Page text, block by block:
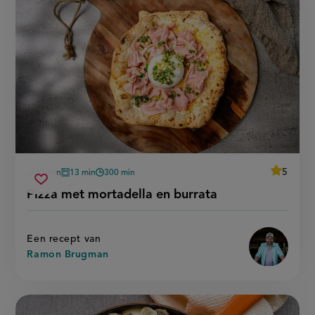
Pizza met mortadella en burrata
voorbereidingstijd
35 min
oventijd
13 min
wachttijd
300 min
average
5
burrata'
Een recept van
Ramon Brugman
Sla
pizza
met
mortadella
burrata